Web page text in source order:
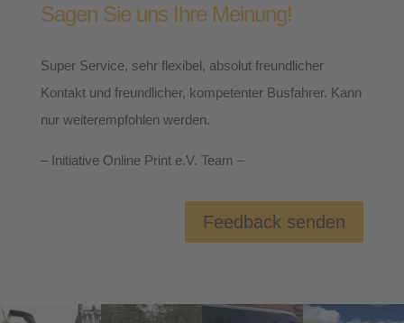
Sagen Sie uns Ihre Meinung!
Super Service, sehr flexibel, absolut freundlicher
Kontakt und freundlicher, kompetenter Busfahrer. Kann
nur weiterempfohlen werden.
– Initiative Online Print e.V. Team –
Feedback senden